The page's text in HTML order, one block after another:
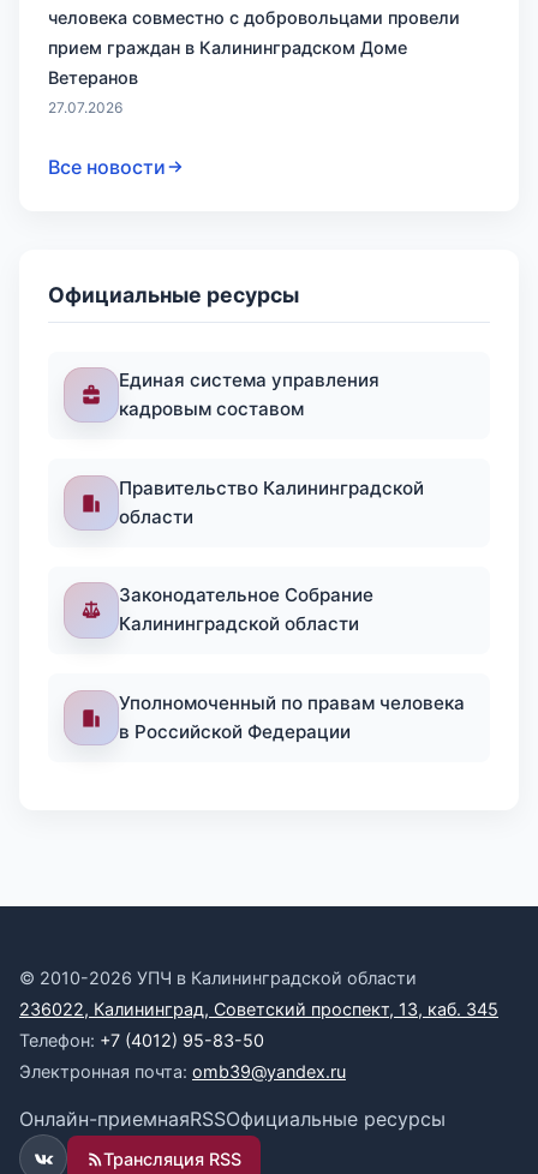
человека совместно с добровольцами провели
прием граждан в Калининградском Доме
Ветеранов
27.07.2026
Все новости
Официальные ресурсы
Единая система управления
кадровым составом
Правительство Калининградской
области
Законодательное Собрание
Калининградской области
Уполномоченный по правам человека
в Российской Федерации
© 2010-2026 УПЧ в Калининградской области
236022, Калининград, Советский проспект, 13, каб. 345
Телефон: +7 (4012) 95-83-50
Электронная почта: omb39@yandex.ru
Онлайн-приемнаяRSSОфициальные ресурсы
Трансляция RSS